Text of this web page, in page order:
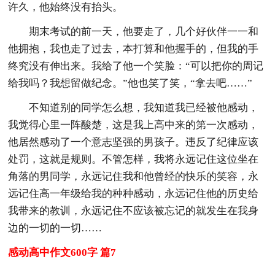
许久，他始终没有抬头。
期末考试的前一天，他要走了，几个好伙伴一一和
他拥抱，我也走了过去，本打算和他握手的，但我的手
终究没有伸出来。我给了他一个笑脸：“可以把你的周记
给我吗？我想留做纪念。”他也笑了笑，“拿去吧……”
不知道别的同学怎么想，我知道我已经被他感动，
我觉得心里一阵酸楚，这是我上高中来的第一次感动，
他居然感动了一个意志坚强的男孩子。违反了纪律应该
处罚，这就是规则。不管怎样，我将永远记住这位坐在
角落的男同学，永远记住我和他曾经的快乐的笑容，永
远记住高一年级给我的种种感动，永远记住他的历史给
我带来的教训，永远记住不应该被忘记的就发生在我身
边的一切的一切……
感动高中作文600字 篇7